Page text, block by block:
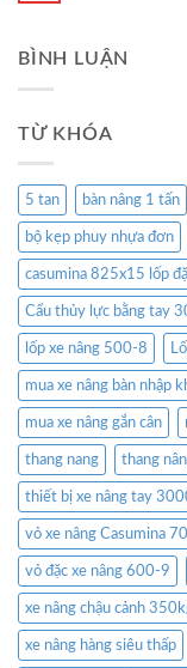
BÌNH LUẬN
TỪ KHÓA
5 tan bàn nâng 1 tấn
bộ kẹp phuy nhựa đơn
casumina 825x15 lốp
Cẩu thủy lực bằng tay
lốp xe nâng 500-8
mua xe nâng bàn nhập
mua xe nâng gắn cân
thang nang thang
thiết bị xe nâng tay
vỏ xe nâng Casumina
vỏ đặc xe nâng 600-9
xe nâng chậu cảnh
xe nâng hàng siêu thấp